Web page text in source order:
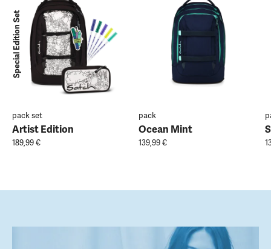
Special Edition Set
pack set
Artist Edition
189,99 €
pack
Ocean Mint
139,99 €